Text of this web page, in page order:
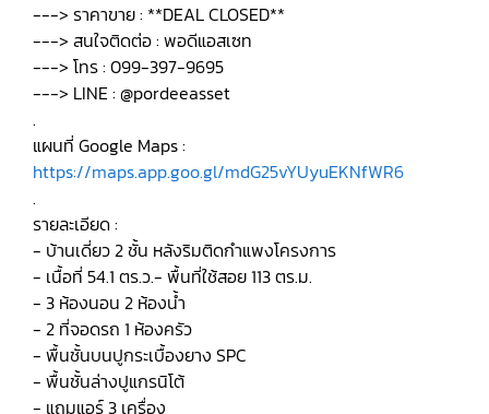
---> ราคาขาย : **DEAL CLOSED**
---> สนใจติดต่อ : พอดีแอสเซท
---> โทร : 099-397-9695
---> LINE : @pordeeasset
.
แผนที่ Google Maps :
https://maps.app.goo.gl/mdG25vYUyuEKNfWR6
.
รายละเอียด :
- บ้านเดี่ยว 2 ชั้น หลังริมติดกำแพงโครงการ
- เนื้อที่ 54.1 ตร.ว.- พื้นที่ใช้สอย 113 ตร.ม.
- 3 ห้องนอน 2 ห้องน้ำ
- 2 ที่จอดรถ 1 ห้องครัว
- พื้นชั้นบนปูกระเบื้องยาง SPC
- พื้นชั้นล่างปูแกรนิโต้
- แถมแอร์ 3 เครื่อง